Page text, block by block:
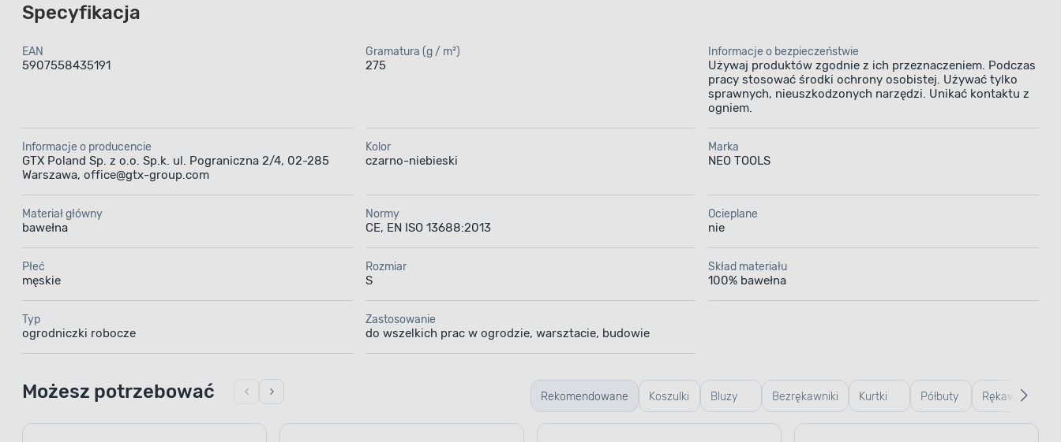
Specyfikacja
EAN
5907558435191
Gramatura (g / m²)
275
Informacje o bezpieczeństwie
Używaj produktów zgodnie z ich przeznaczeniem. Podczas
pracy stosować środki ochrony osobistej. Używać tylko
sprawnych, nieuszkodzonych narzędzi. Unikać kontaktu z
ogniem.
Informacje o producencie
GTX Poland Sp. z o.o. Sp.k. ul. Pograniczna 2/4, 02-285
Warszawa, office@gtx-group.com
Kolor
czarno-niebieski
Marka
NEO TOOLS
Materiał główny
bawełna
Normy
CE, EN ISO 13688:2013
Ocieplane
nie
Płeć
męskie
Rozmiar
S
Skład materiału
100% bawełna
Typ
ogrodniczki robocze
Zastosowanie
do wszelkich prac w ogrodzie, warsztacie, budowie
Rekomendowane Koszulki Bluzy Bezrękawniki
robocze
Kurtki Półbuty Rękawice
Możesz potrzebować